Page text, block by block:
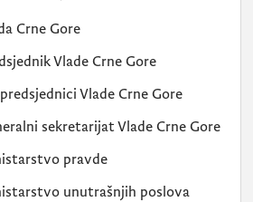
Crne Gore
Vlade Crne Gore
Vlade Crne Gore
sekretarijat Vlade Crne Gore
pravde
unutrašnjih poslova